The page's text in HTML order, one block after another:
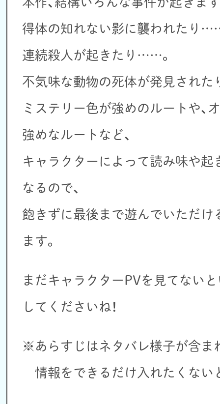
得体の知れない影に襲われたり
連続殺人が起きたり……。
不気味な動物の死体が発見され
ミステリー色が強めのルートや、
強めなルートなど、
キャラクターによって読み味や起
なるので、
飽きずに最後まで遊んでいただけ
ます。
まだキャラクターPVを見てない
してくださいね！
※あらすじはネタバレ様子が含ま
情報をできるだけ入れたくない